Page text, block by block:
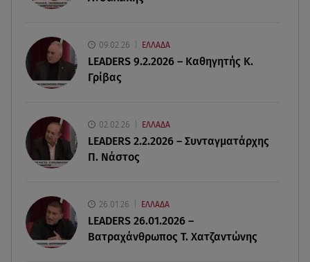
Σε τρία επίπεδα οι παραβιάσεις της Τουρκίας στο
Αιγαίο
07.08.26 , 21:00
διαδρομές
07.08.26 , 20:47
Χανιά: Νεκρή βρέθηκε αγνοούμενη - Ξέφυγε από
09.02.26 ΕΛΛΑΔΑ
LEADERS 9.2.2026 – Καθηγητής Κ.
Γρίβας
02.02.26 ΕΛΛΑΔΑ
LEADERS 2.2.2026 – Συνταγματάρχης
Π. Νάστος
26.01.26 ΕΛΛΑΔΑ
LEADERS 26.01.2026 –
Βατραχάνθρωπος Τ. Χατζαντώνης